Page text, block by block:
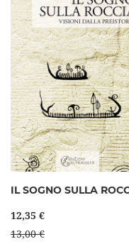
IL SOGNO SULLA
12,35 €
13,00 €